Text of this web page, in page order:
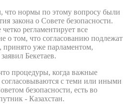
что нормы по этому вопросу были
закона о Совете безопасности.
регламентирует все
о том, что согласованию подлежат
уже парламентом,
Бекетаев.
процедуры, когда важные
согласовываются с теми или иными
безопасности, есть во
- Казахстан.